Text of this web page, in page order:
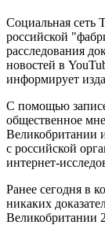
Социальная сеть
российской
расследования
новостей в
информирует
С помощью
общественное
Великобритании
с российской
интернет-
Ранее сегодня в
никаких
Великобритании